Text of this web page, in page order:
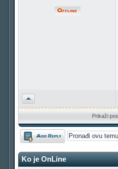
Vrh
Prikaži
Odgovori
Ko je OnLine